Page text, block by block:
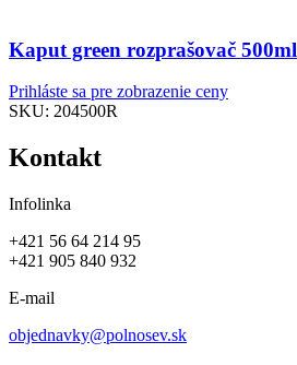
Kaput green rozprašovač 500ml
Prihláste sa pre zobrazenie ceny
SKU: 204500R
Kontakt
Infolinka
+421 56 64 214 95
+421 905 840 932
E-mail
objednavky@polnosev.sk